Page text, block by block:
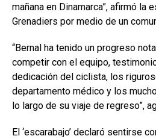
mañana en Dinamarca”, afirmó la
Grenadiers por medio de un
“Bernal ha tenido un progreso
competir con el equipo,
dedicación del ciclista, los
departamento médico y los
lo largo de su viaje de regreso”,
El ‘escarabajo’ declaró sentirse